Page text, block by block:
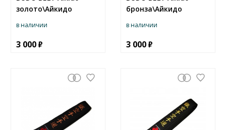
золото\Айкидо
в наличии
3 000
бронза\Айкидо
в наличии
3 000